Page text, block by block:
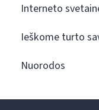
Interneto
Ieškome turto
Nuorodos